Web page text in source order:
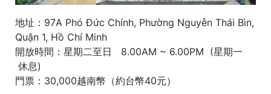
地址：97A Phó Đức Chính, Phường Nguyễn Thái Bìn,
Quận 1, Hồ Chí Minh
開放時間：星期二至日 8.00AM ~ 6.00PM (星期一
休息)
門票：30,000越南幣（約台幣40元）